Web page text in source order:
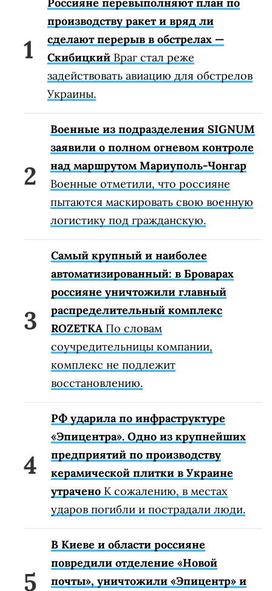
производству ракет и вряд ли
сделают перерыв в обстрелах —
Скибицкий Враг стал реже
задействовать авиацию для обстрелов
Украины.
Военные из подразделения SIGNUM
заявили о полном огневом контроле
над маршрутом Мариуполь-Чонгар
Военные отметили, что россияне
пытаются маскировать свою военную
логистику под гражданскую.
Самый крупный и наиболее
автоматизированный: в Броварах
россияне уничтожили главный
распределительный комплекс
ROZETKA По словам
соучредительницы компании,
комплекс не подлежит
восстановлению.
РФ ударила по инфраструктуре
«Эпицентра». Одно из крупнейших
предприятий по производству
керамической плитки в Украине
утрачено К сожалению, в местах
ударов погибли и пострадали люди.
В Киеве и области россияне
повредили отделение «Новой
почты», уничтожили «Эпицентр» и